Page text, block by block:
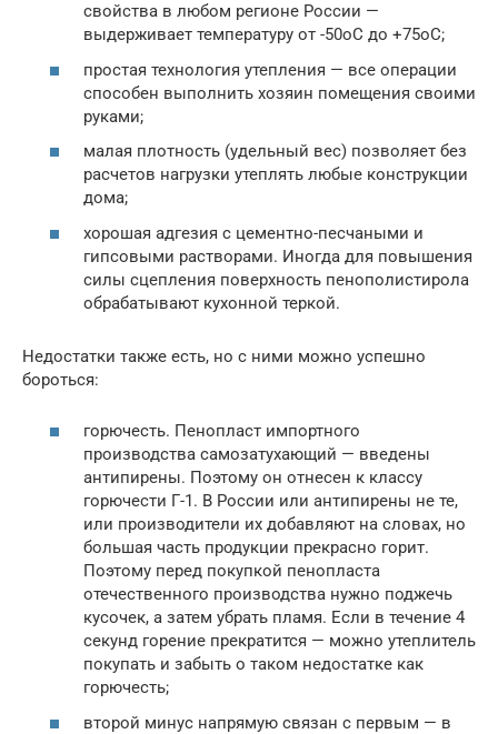
свойства в любом регионе России —
выдерживает температуру от -50oС до +75oС;
простая технология утепления — все операции
способен выполнить хозяин помещения своими
руками;
малая плотность (удельный вес) позволяет без
расчетов нагрузки утеплять любые конструкции
дома;
хорошая адгезия с цементно-песчаными и
гипсовыми растворами. Иногда для повышения
силы сцепления поверхность пенополистирола
обрабатывают кухонной теркой.
Недостатки также есть, но с ними можно успешно
бороться:
горючесть. Пенопласт импортного
производства самозатухающий — введены
антипирены. Поэтому он отнесен к классу
горючести Г-1. В России или антипирены не те,
или производители их добавляют на словах, но
большая часть продукции прекрасно горит.
Поэтому перед покупкой пенопласта
отечественного производства нужно поджечь
кусочек, а затем убрать пламя. Если в течение 4
секунд горение прекратится — можно утеплитель
покупать и забыть о таком недостатке как
горючесть;
второй минус напрямую связан с первым — в